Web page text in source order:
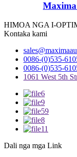
HIMOA NGA I-
Kontaka kami
0086-(0)535-
0086-(0)535-
1061 West 5th
Dali nga mga Link